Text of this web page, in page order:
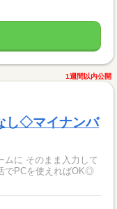
1週間以内公開
し◇マイナンバ
でPCを使えればOK◎